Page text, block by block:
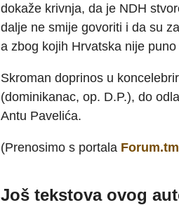
dokaže krivnja, da je NDH
dalje ne smije govoriti i da su
a zbog kojih Hrvatska nije
Skroman doprinos u
(dominikanac, op. D.P.), do
Antu Pavelića.
(Prenosimo s portala Forum.tm
Još tekstova ovog